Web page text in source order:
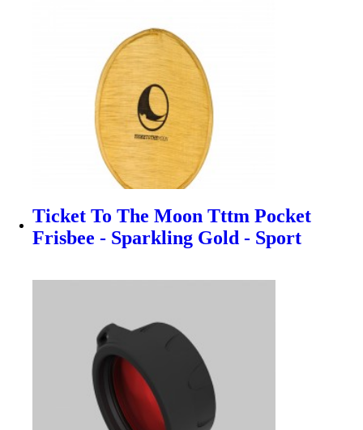
Ticket To The Moon Tttm Pocket
Frisbee - Sparkling Gold - Sport